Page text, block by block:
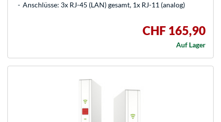
Anschlüsse: 3x RJ-45 (LAN) gesamt, 1x RJ-11 (analog)
CHF 165,90
Auf Lager